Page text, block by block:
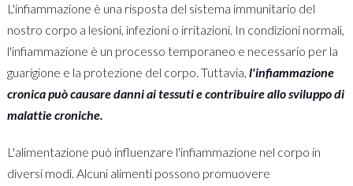
L'infiammazione è una risposta del sistema immunitario del
nostro corpo a lesioni, infezioni o irritazioni. In condizioni normali,
l'infiammazione è un processo temporaneo e necessario per la
guarigione e la protezione del corpo. Tuttavia, l'infiammazione
cronica può causare danni ai tessuti e contribuire allo sviluppo di
malattie croniche.
L'alimentazione può influenzare l'infiammazione nel corpo in
diversi modi. Alcuni alimenti possono promuovere